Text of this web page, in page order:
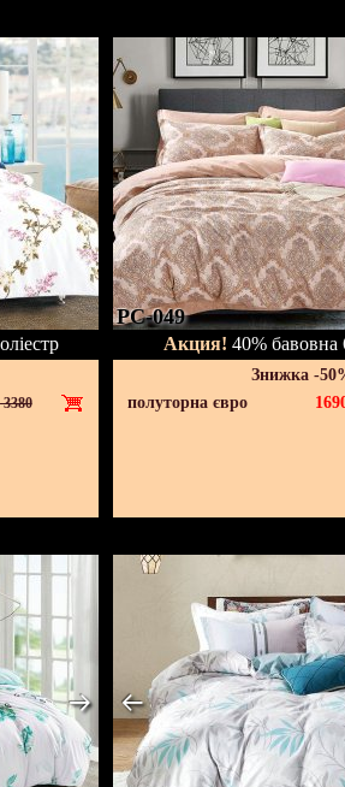
3380
PC-049
Акция! 40% бавовна
Знижка -
полуторна євро